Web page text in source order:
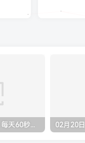
10月19日，星期日, 每天60秒读懂全世界！